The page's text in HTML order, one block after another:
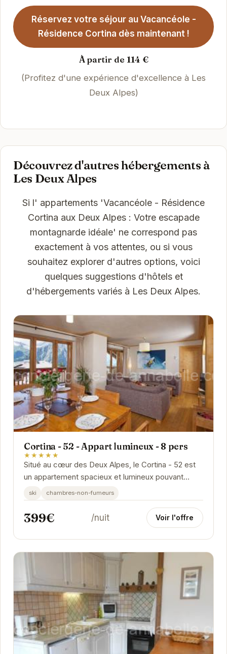
Réservez votre séjour au Vacancéole -
Résidence Cortina dès maintenant !
À partir de 114 €
(Profitez d'une expérience d'excellence à Les
Deux Alpes)
Découvrez d'autres hébergements à
Les Deux Alpes
Si l' appartements 'Vacancéole - Résidence
Cortina aux Deux Alpes : Votre escapade
montagnarde idéale' ne correspond pas
exactement à vos attentes, ou si vous
souhaitez explorer d'autres options, voici
quelques suggestions d'hôtels et
d'hébergements variés à Les Deux Alpes.
Cortina - 52 - Appart lumineux - 8 pers
★★★★★
Situé au cœur des Deux Alpes, le Cortina - 52 est
un appartement spacieux et lumineux pouvant
accueillir jusqu'à 8 personnes. Son emplacement...
ski chambres-non-fumeurs
399€ /nuit Voir l'offre